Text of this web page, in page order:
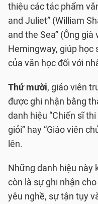
thiệu các tác phẩm
and Juliet” (William
and the Sea” (Ông
Hemingway, giúp học
của văn học đối với
Thứ mười, giáo viên
được ghi nhận bằng
danh hiệu “Chiến sĩ
giỏi” hay “Giáo viên
lên.
Những danh hiệu này
còn là sự ghi nhận
yêu nghề, sự tận tụy